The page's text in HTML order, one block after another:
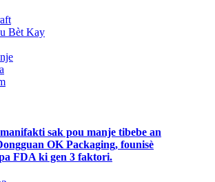
Bèt Kay
sak pou manje tibebe an
OK Packaging, founisè
FDA ki gen 3 faktori.